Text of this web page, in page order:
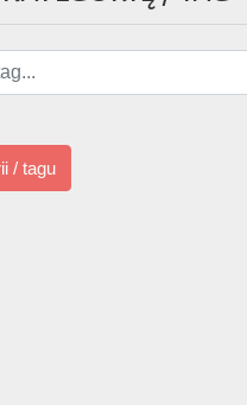
/ tagu